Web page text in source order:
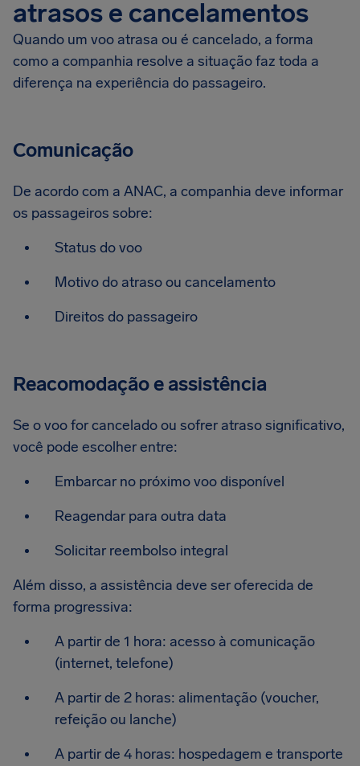
atrasos e cancelamentos
Quando um voo atrasa ou é cancelado, a forma
como a companhia resolve a situação faz toda a
diferença na experiência do passageiro.
Comunicação
De acordo com a ANAC, a companhia deve informar
os passageiros sobre:
Status do voo
Motivo do atraso ou cancelamento
Direitos do passageiro
Reacomodação e assistência
Se o voo for cancelado ou sofrer atraso significativo,
você pode escolher entre:
Embarcar no próximo voo disponível
Reagendar para outra data
Solicitar reembolso integral
Além disso, a assistência deve ser oferecida de
forma progressiva:
A partir de 1 hora: acesso à comunicação
(internet, telefone)
A partir de 2 horas: alimentação (voucher,
refeição ou lanche)
A partir de 4 horas: hospedagem e transporte